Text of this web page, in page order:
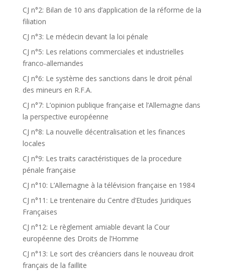
CJ n°2: Bilan de 10 ans d’application de la réforme de la
filiation
CJ n°3: Le médecin devant la loi pénale
CJ n°5: Les relations commerciales et industrielles
franco-allemandes
CJ n°6: Le système des sanctions dans le droit pénal
des mineurs en R.F.A.
CJ n°7: L’opinion publique française et l’Allemagne dans
la perspective européenne
CJ n°8: La nouvelle décentralisation et les finances
locales
CJ n°9: Les traits caractéristiques de la procedure
pénale française
CJ n°10: L’Allemagne à la télévision française en 1984
CJ n°11: Le trentenaire du Centre d’Etudes Juridiques
Françaises
CJ n°12: Le règlement amiable devant la Cour
européenne des Droits de l’Homme
CJ n°13: Le sort des créanciers dans le nouveau droit
français de la faillite